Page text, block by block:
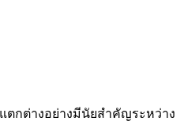
ตกต่างอย่างมีนัยสำคัญระหว่าง